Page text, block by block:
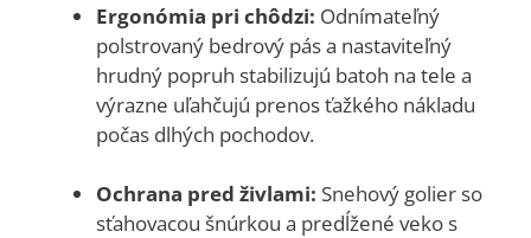
Ergonómia pri chôdzi: Odnímateľný
polstrovaný bedrový pás a nastaviteľný
hrudný popruh stabilizujú batoh na tele a
výrazne uľahčujú prenos ťažkého nákladu
počas dlhých pochodov.
Ochrana pred živlami: Snehový golier so
sťahovacou šnúrkou a predĺžené veko s